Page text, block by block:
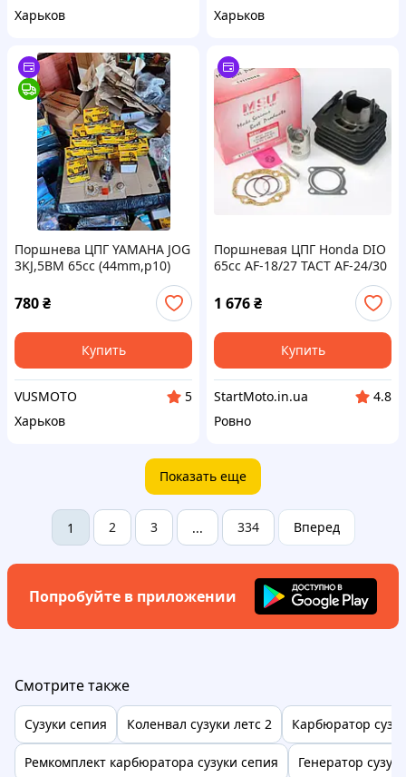
Харьков
Харьков
Поршнева ЦПГ YAMAHA JOG
3KJ,5BM 65cc (44mm,p10)
780₴
Купить
VUSMOTO
5
Харьков
Поршневая ЦПГ Honda DIO
65сс AF-18/27 TACT AF-24/30
LEAD AF-20 (Ø43mm) MSU
Taiwan Хонда Дио
1 676₴
Купить
StartMoto.in.ua
4.8
Ровно
Показать еще
1 2 3 ... 334 Вперед
Попробуйте в приложении
Смотрите также
Сузуки сепия Коленвал сузуки летс 2 Карбюратор
Ремкомплект карбюратора сузуки сепия Генератор